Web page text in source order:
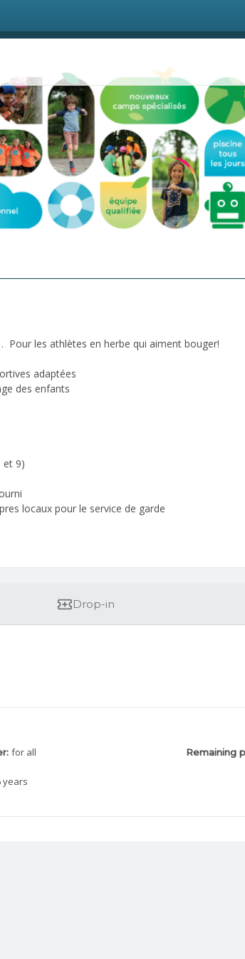
les athlètes en herbe qui aiment bouger!
adaptées
des enfants
et 9)
locaux pour le service de garde
Drop-in
for all Remaining
years